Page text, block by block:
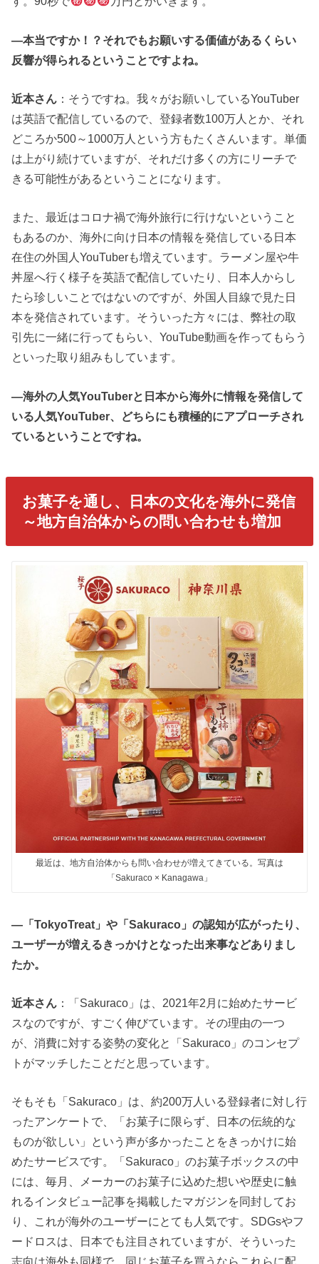
―本当ですか！？それでもお願いする価値があるくらい
反響が得られるということですよね。
近本さん ：そうですね。我々がお願いしているYouTuber
は英語で配信しているので、登録者数100万人とか、それ
どころか500～1000万人という方もたくさんいます。単価
は上がり続けていますが、それだけ多くの方にリーチで
きる可能性があるということになります。
また、最近はコロナ禍で海外旅行に行けないということ
もあるのか、海外に向け日本の情報を発信している日本
在住の外国人YouTuberも増えています。ラーメン屋や牛
丼屋へ行く様子を英語で配信していたり、日本人からし
たら珍しいことではないのですが、外国人目線で見た日
本を発信されています。そういった方々には、弊社の取
引先に一緒に行ってもらい、YouTube動画を作ってもらう
といった取り組みもしています。
―海外の人気YouTuberと日本から海外に情報を発信して
いる人気YouTuber、どちらにも積極的にアプローチされ
ているということですね。
お菓子を通し、日本の文化を海外に発信
～地方自治体からの問い合わせも増加
最近は、地方自治体からも問い合わせが増えてきている。写真は
「Sakuraco × Kanagawa」
―「TokyoTreat」や「Sakuraco」の認知が広がったり、
ユーザーが増えるきっかけとなった出来事などありまし
たか。
近本さん ：「Sakuraco」は、2021年2月に始めたサービ
スなのですが、すごく伸びています。その理由の一つ
が、消費に対する姿勢の変化と「Sakuraco」のコンセプ
トがマッチしたことだと思っています。
そもそも「Sakuraco」は、約200万人いる登録者に対し行
ったアンケートで、「お菓子に限らず、日本の伝統的な
ものが欲しい」という声が多かったことをきっかけに始
めたサービスです。「Sakuraco」のお菓子ボックスの中
には、毎月、メーカーのお菓子に込めた想いや歴史に触
れるインタビュー記事を掲載したマガジンを同封してお
り、これが海外のユーザーにとても人気です。SDGsやフ
ードロスは、日本でも注目されていますが、そういった
志向は海外も同様で、同じお菓子を買うならこれらに配